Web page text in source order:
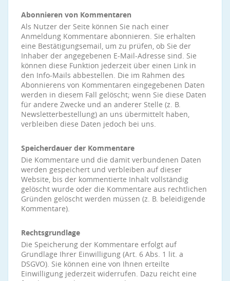
Abonnieren von Kommentaren
Als Nutzer der Seite können Sie nach einer
Anmeldung Kommentare abonnieren. Sie erhalten
eine Bestätigungsemail, um zu prüfen, ob Sie der
Inhaber der angegebenen E-Mail-Adresse sind. Sie
können diese Funktion jederzeit über einen Link in
den Info-Mails abbestellen. Die im Rahmen des
Abonnierens von Kommentaren eingegebenen Daten
werden in diesem Fall gelöscht; wenn Sie diese Daten
für andere Zwecke und an anderer Stelle (z. B.
Newsletterbestellung) an uns übermittelt haben,
verbleiben diese Daten jedoch bei uns.
Speicherdauer der Kommentare
Die Kommentare und die damit verbundenen Daten
werden gespeichert und verbleiben auf dieser
Website, bis der kommentierte Inhalt vollständig
gelöscht wurde oder die Kommentare aus rechtlichen
Gründen gelöscht werden müssen (z. B. beleidigende
Kommentare).
Rechtsgrundlage
Die Speicherung der Kommentare erfolgt auf
Grundlage Ihrer Einwilligung (Art. 6 Abs. 1 lit. a
DSGVO). Sie können eine von Ihnen erteilte
Einwilligung jederzeit widerrufen. Dazu reicht eine